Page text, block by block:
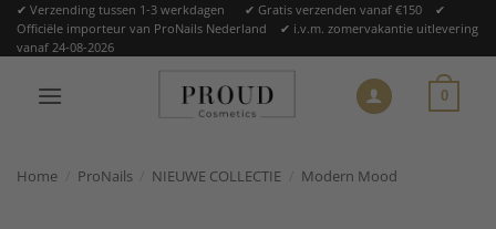
Ga
naar
✔ Verzending tussen 1-3 werkdagen ✔ Gratis verzenden vanaf €150 ✔
Officiële importeur van ProNails Nederland ✔ i.v.m. zomervakantie uitlevering
vanaf 24-08-2026
0
Home ProNails NIEUWE COLLECTIE Modern Mood